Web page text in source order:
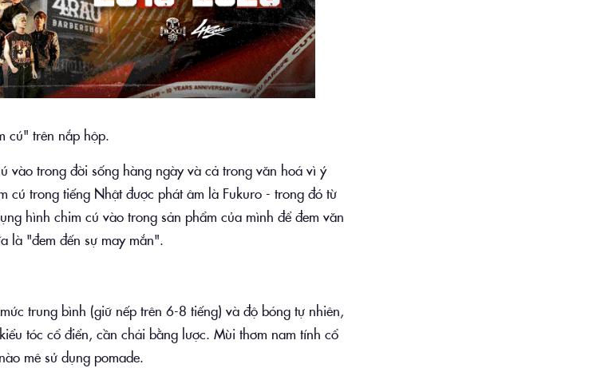
cú" trên nắp hộp.
vào trong đời sống hàng ngày và cả trong văn hoá vì ý
cú trong tiếng Nhật được phát âm là Fukuro - trong đó từ
hình chim cú vào trong sản phẩm của mình để đem văn
là "đem đến sự may mắn".
trung bình (giữ nếp trên 6-8 tiếng) và độ bóng tự nhiên,
tóc cổ điển, cần chải bằng lược. Mùi thơm nam tính cổ
mê sử dụng pomade.